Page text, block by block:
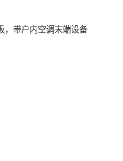
，带户内空调末端设备